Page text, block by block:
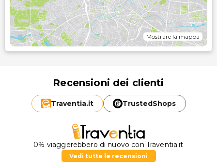
Mostrare la mappa
Recensioni dei clienti
Traventia.it TrustedShops
0% viaggerebbero di nuovo con Traventia.it
Vedi tutte le recensioni